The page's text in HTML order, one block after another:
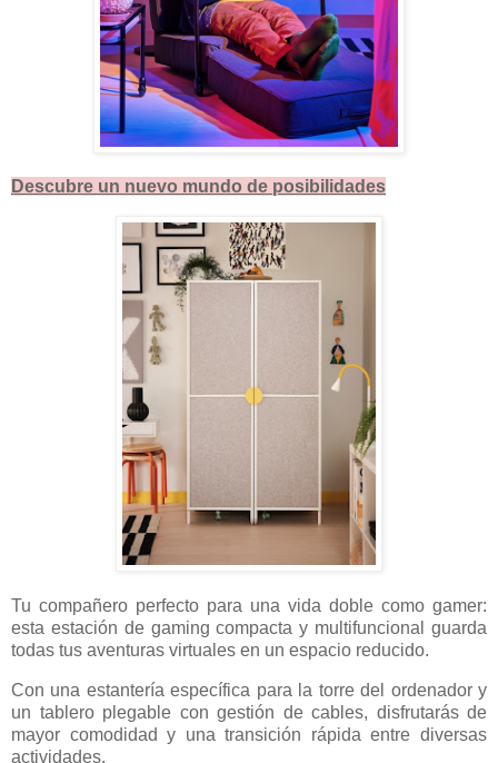
Descubre un nuevo mundo de posibilidades
Tu compañero perfecto para una vida doble como gamer:
esta estación de gaming compacta y multifuncional guarda
todas tus aventuras virtuales en un espacio reducido.
Con una estantería específica para la torre del ordenador y
un tablero plegable con gestión de cables, disfrutarás de
mayor comodidad y una transición rápida entre diversas
actividades.